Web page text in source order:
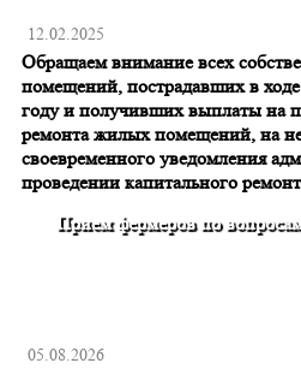
12.02.2025
Обращаем внимание всех
помещений, пострадавших в
году и получивших выплаты на
ремонта жилых помещений, на
своевременного уведомления
проведении капитального
Прием фермеров по
05.08.2026